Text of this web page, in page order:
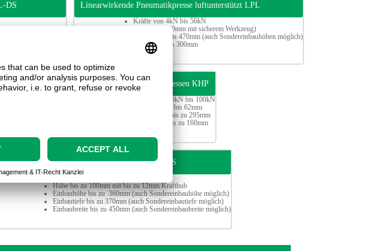
DS Linearwirkende Pneumatikpresse luftunterstützt LPL
Kräfte von 4kN bis 56kN
Hub 4mm (5,9mm mit sicherem Werkzeug)
Einbauhöhe bis 470mm (auch Sondereinbauhöhen möglich)
Ausladung bis 300mm
möglich)
Pneumatische Kniehebelpressen KHP
Kräfte von 20kN bis 100kN
Hübe von 40 bis 62mm
Einbauhöhe bis zu 295mm
Ausladung bis zu 160mm
Hydropneumatische Portalpressen HPPV und HPPS
Hübe bis zu 100mm mit bis zu 12mm Krafthub
Einbauhöhe bis zu 360mm (auch Sondereinbauhöhe möglich)
Einbautiefe bis zu 370mm (auch Sondereinbautiefe möglich)
Einbaubreite bis zu 450mm (auch Sondereinbaubreite möglich)